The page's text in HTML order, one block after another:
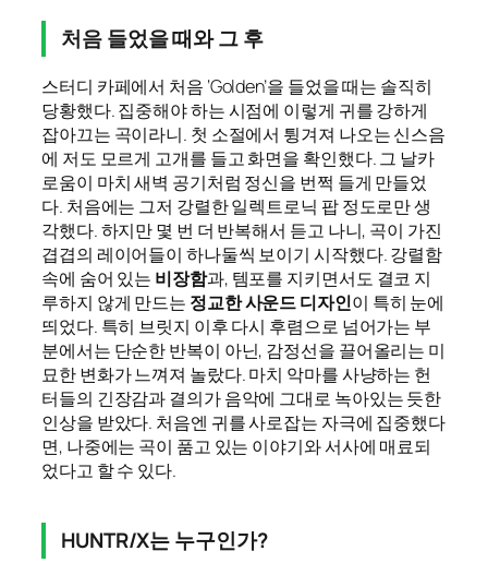
처음 들었을 때와 그 후
스터디 카페에서 처음 ‘Golden’을 들었을 때는 솔직히
당황했다. 집중해야 하는 시점에 이렇게 귀를 강하게
잡아끄는 곡이라니. 첫 소절에서 튕겨져 나오는 신스음
에 저도 모르게 고개를 들고 화면을 확인했다. 그 날카
로움이 마치 새벽 공기처럼 정신을 번쩍 들게 만들었
다. 처음에는 그저 강렬한 일렉트로닉 팝 정도로만 생
각했다. 하지만 몇 번 더 반복해서 듣고 나니, 곡이 가진
겹겹의 레이어들이 하나둘씩 보이기 시작했다. 강렬함
속에 숨어 있는 비장함과, 템포를 지키면서도 결코 지
루하지 않게 만드는 정교한 사운드 디자인이 특히 눈에
띄었다. 특히 브릿지 이후 다시 후렴으로 넘어가는 부
분에서는 단순한 반복이 아닌, 감정선을 끌어올리는 미
묘한 변화가 느껴져 놀랐다. 마치 악마를 사냥하는 헌
터들의 긴장감과 결의가 음악에 그대로 녹아있는 듯한
인상을 받았다. 처음엔 귀를 사로잡는 자극에 집중했다
면, 나중에는 곡이 품고 있는 이야기와 서사에 매료되
었다고 할 수 있다.
HUNTR/X는 누구인가?